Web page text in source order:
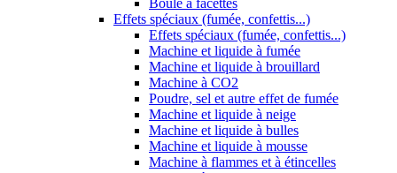
Boule à facettes
Effets spéciaux (fumée, confettis...)
Effets spéciaux (fumée, confettis...)
Machine et liquide à fumée
Machine et liquide à brouillard
Machine à CO2
Poudre, sel et autre effet de fumée
Machine et liquide à neige
Machine et liquide à bulles
Machine et liquide à mousse
Machine à flammes et à étincelles